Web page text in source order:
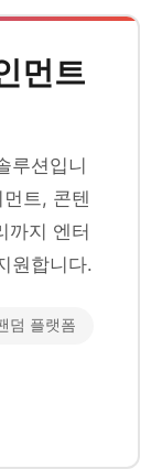
먼트
루션입니
트, 콘텐
까지 엔터
원합니다.
덤 플랫폼